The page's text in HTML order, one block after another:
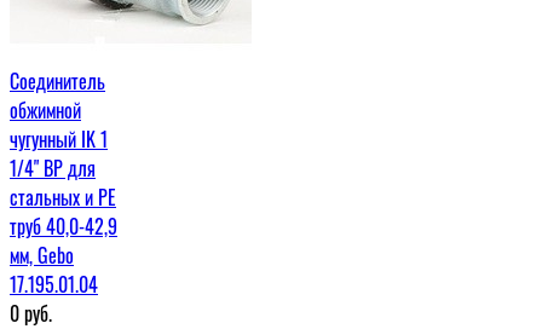
Соединитель
обжимной
чугунный IK 1
1/4" ВР для
стальных и PE
труб 40,0-42,9
мм, Gebo
17.195.01.04
0руб.